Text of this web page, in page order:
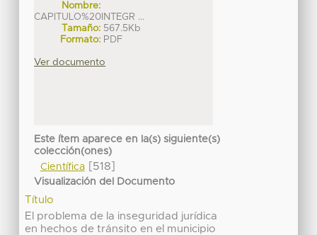
Nombre:
CAPITULO%20INTEGR ...
Tamaño: 567.5Kb
Formato: PDF
Ver documento
Este ítem aparece en la(s) siguiente(s)
colección(ones)
Científica[518]
Visualización del Documento
Título
El problema de la inseguridad jurídica
en hechos de tránsito en el municipio